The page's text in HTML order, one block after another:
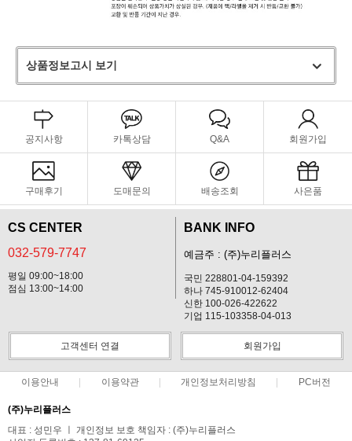
상품정보고시 보기
공지사항 카톡상담 Q&A 회원가입
구매후기 도매문의 배송조회 사은품
CS CENTER
032-579-7747
평일 09:00~18:00
점심 13:00~14:00
BANK INFO
예금주 : (주)누리플러스
국민 228801-04-159392
하나 745-910012-62404
신한 100-026-422622
기업 115-103358-04-013
고객센터 연결 회원가입
이용안내 이용약관 개인정보처리방침 PC버전
(주)누리플러스
대표 : 성민우 ㅣ 개인정보 보호 책임자 : (주)누리플러스